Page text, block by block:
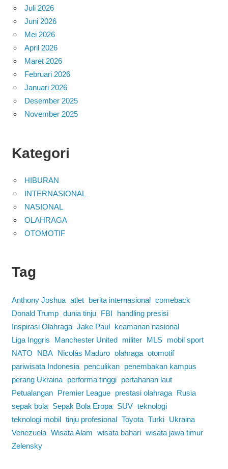
Juli 2026
Juni 2026
Mei 2026
April 2026
Maret 2026
Februari 2026
Januari 2026
Desember 2025
November 2025
Kategori
HIBURAN
INTERNASIONAL
NASIONAL
OLAHRAGA
OTOMOTIF
Tag
Anthony Joshua atlet berita internasional comeback
Donald Trump dunia tinju FBI
handling presisi
Inspirasi Olahraga Jake Paul
keamanan nasional
Liga Inggris
Manchester United militer MLS
mobil sport
NATO
NBA Nicolás Maduro olahraga otomotif
pariwisata Indonesia
penculikan
penembakan kampus
perang Ukraina
performa tinggi
pertahanan laut
Petualangan
Premier League prestasi olahraga
Rusia
sepak bola
Sepak Bola Eropa SUV teknologi
teknologi mobil tinju profesional Toyota Turki
Ukraina
Venezuela Wisata Alam wisata bahari wisata jawa timur
Zelensky